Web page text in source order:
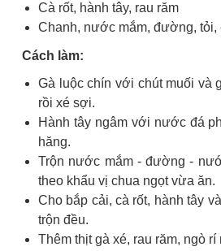
Cà rốt, hành tây, rau răm
Chanh, nước mắm, đường, tỏi,
Cách làm:
Gà luộc chín với chút muối và
rồi xé sợi.
Hành tây ngâm với nước đá
hăng.
Trộn nước mắm - đường -
theo khẩu vị chua ngọt vừa ăn.
Cho bắp cải, cà rốt, hành tây
trộn đều.
Thêm thịt gà xé, rau răm, ngò